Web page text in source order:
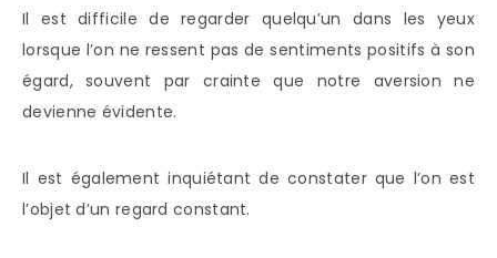
Il est difficile de regarder quelqu’un dans les yeux
lorsque l’on ne ressent pas de sentiments positifs à son
égard, souvent par crainte que notre aversion ne
devienne évidente.
Il est également inquiétant de constater que l’on est
l’objet d’un regard constant.